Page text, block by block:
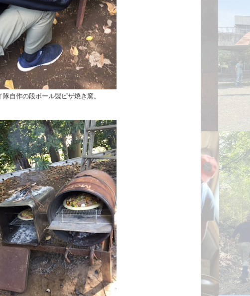
隊自作の段ボール製ピザ焼き窯。